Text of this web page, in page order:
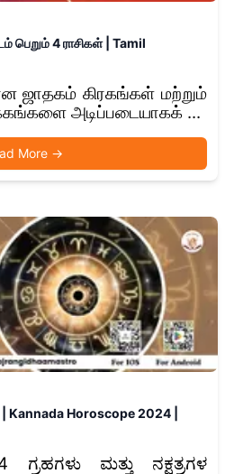
பெறும் 4 ராசிகள் | Tamil
ஜாதகம் கிரகங்கள் மற்றும்
அடிப்படையாகக் ...
More →
Kannada Horoscope 2024 |
ಮತ್ತು ನಕ್ಷತ್ರಗಳ